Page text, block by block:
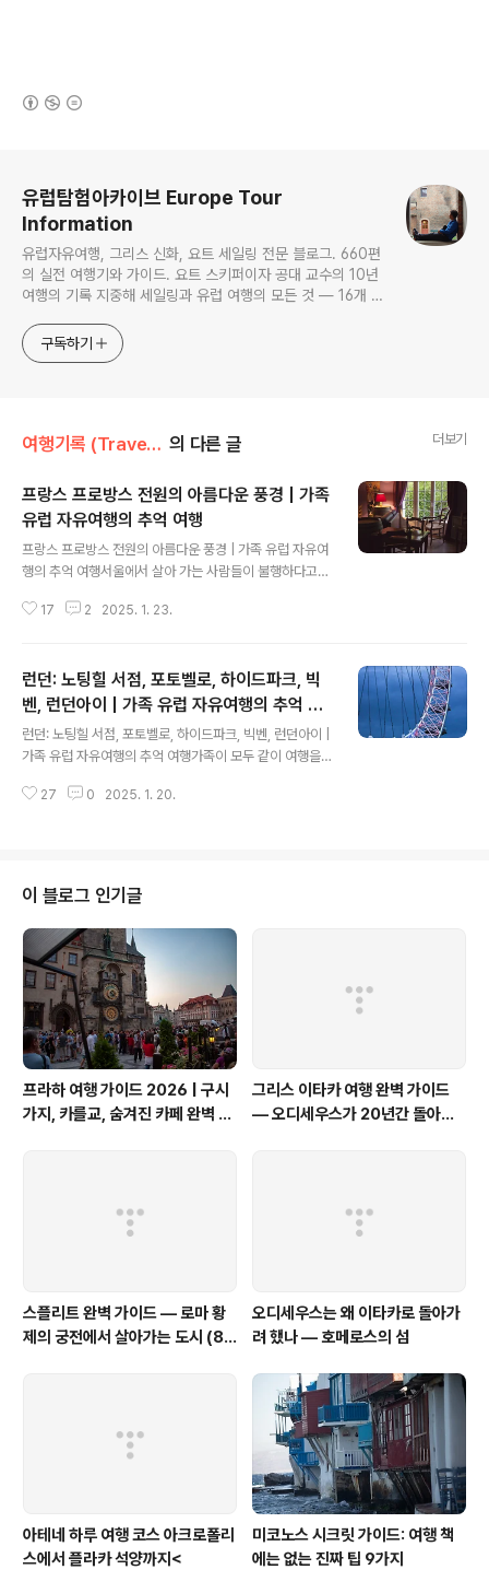
유럽탐험아카이브 Europe Tour
Information
유럽자유여행, 그리스 신화, 요트 세일링 전문 블로그. 660편
의 실전 여행기와 가이드. 요트 스키퍼이자 공대 교수의 10년
여행의 기록 지중해 세일링과 유럽 여행의 모든 것 — 16개 도
구독하기
여행기록 (Travel Journals)/유럽자유여행 의 다른 글 더보기
프랑스 프로방스 전원의 아름다운 풍경 | 가족
유럽 자유여행의 추억 여행
프랑스 프로방스 전원의 아름다운 풍경 | 가족 유럽 자유여
행의 추억 여행서울에서 살아 가는 사람들이 불행하다고
만큼씩 갉아 먹는 공기오염은 그곳으로부터 벗어나고 싶게
찾아 떠났다. 2박3일간 예약한 숙소는 아름다운 프로방스
의 전원 속에 있는 농가를 개조해 호텔로 사용하는 곳이었
다.한적한 농촌마을의 숙소를 찾는데 애를 먹었지만 도착
한 곳은 탁한 공기에 숨막혀하던 우리에게 좋은 치료제같
은 모습이었다. 2층에 두 개의 방을 열어주는 40대 미모의
안주인을 보내고 창문을 열었다. 여름이라 열기를 막으려
17 2 2025. 1. 23.
런던: 노팅힐 서점, 포토벨로, 하이드파크, 빅
벤, 런던아이 | 가족 유럽 자유여행의 추억 여
행
런던: 노팅힐 서점, 포토벨로, 하이드파크, 빅벤, 런던아이 |
가족 유럽 자유여행의 추억 여행가족이 모두 같이 여행을
다. 서로 일정도 맞지 않고 바쁜 탓에 여간해서는 실행하기
만 부담보다는 설레임이 앞선다.서울에서 출발한 항공기가
히드로 공항에 내렸을 때부터 여행은 시작되는 것이지만
준비를 하는데는 여행기간보다 훨씬 오랜 시간이 걸렸다.
순전히 자유여행이기 떄문이다. 가족 모두가 패키지 여행
을 선호하지 않는 것은 아마 내가 끼친 영향때문일 것이다.
그러니 기쁜 마음으로 준비..
27 0 2025. 1. 20.
이 블로그 인기글
프라하 여행 가이드 2026 | 구시
가지, 카를교, 숨겨진 카페 완벽 정
그리스 이타카 여행 완벽 가이드
— 오디세우스가 20년간 돌아가
스플리트 완벽 가이드 — 로마 황
제의 궁전에서 살아가는 도시 (8
오디세우스는 왜 이타카로 돌아가
려 했나 — 호메로스의 섬
아테네 하루 여행 코스 아크로폴리
스에서 플라카 석양까지<
미코노스 시크릿 가이드: 여행 책
에는 없는 진짜 팁 9가지